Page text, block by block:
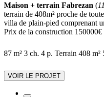
Maison + terrain Fabrezan (
terrain de 408m² proche de
villa de plain-pied comprenant
Prix de la construction 150000€
87 m² 3 ch. 4 p. Terrain 408 m²
VOIR LE PROJET